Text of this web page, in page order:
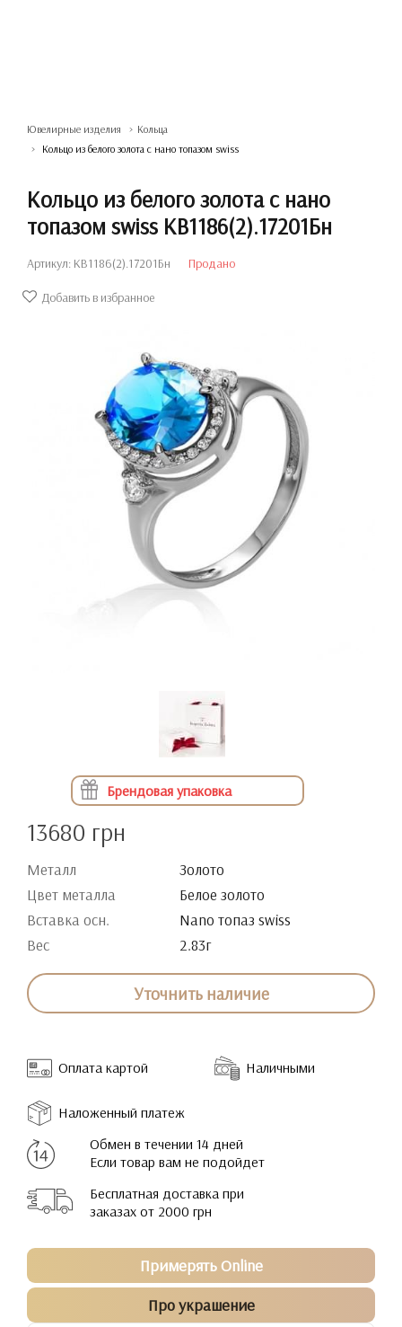
Ювелирные изделия
Кольца
Кольцо из белого золота с нано топазом swiss
Кольцо из белого золота с нано
топазом swiss КВ1186(2).17201Бн
Артикул: КВ1186(2).17201Бн Продано
Добавить в избранное
Брендовая упаковка
13680 грн
Металл
Золото
Цвет металла
Белое золото
Вставка осн.
Nano топаз swiss
Вес
2.83г
Уточнить наличие
Оплата картой Наличными
Наложенный платеж
Обмен в течении 14 дней
Если товар вам не подойдет
Бесплатная доставка при
заказах от 2000 грн
Примерять Online
Про украшение